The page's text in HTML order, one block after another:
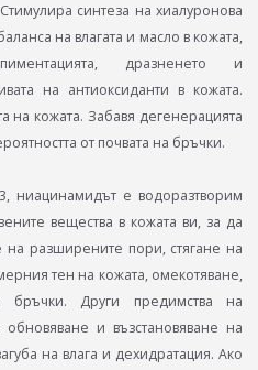
синтеза на хиалуронова
на влагата и масло в кожата,
дразненето и
на антиоксиданти в кожата.
на кожата. Забавя дегенерацията
от почвата на бръчки.
ниацинамидът е водоразтворим
вещества в кожата ви, за да
разширените пори, стягане на
тен на кожата, омекотяване,
Други предимства на
и възстановяване на
на влага и дехидратация. Ако